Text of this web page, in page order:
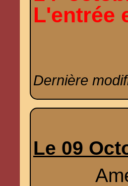
L'entrée
Dernière
Le 09